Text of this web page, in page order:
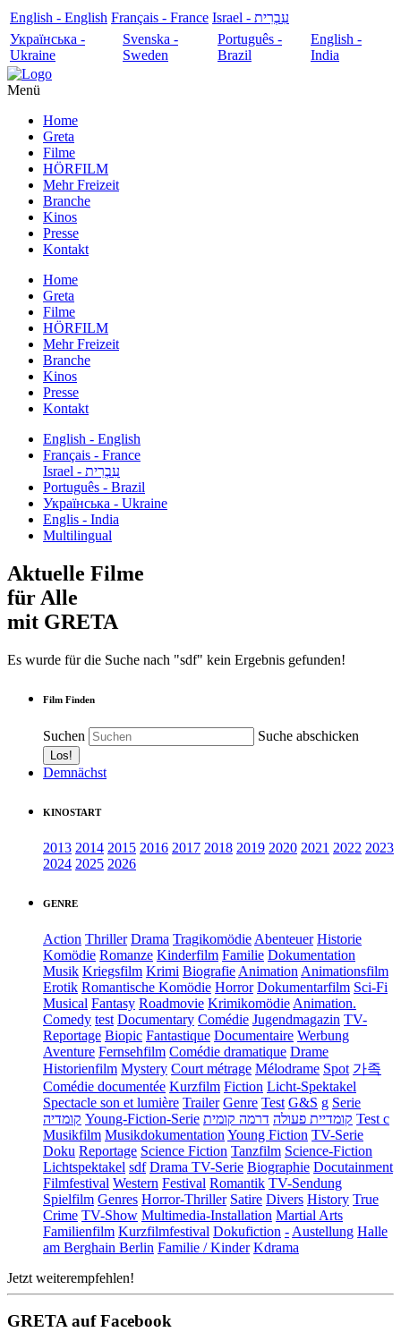
English - English Français - France
עִבְרִית - Israel
Українська -
Ukraine
Svenska -
Sweden
Português -
Brazil
English -
India
Menü
Home
Greta
Filme
HÖRFILM
Mehr Freizeit
Branche
Kinos
Presse
Kontakt
Home
Greta
Filme
HÖRFILM
Mehr Freizeit
Branche
Kinos
Presse
Kontakt
English - English
Français - France
עִבְרִית - Israel
Português - Brazil
Українська - Ukraine
Englis - India
Multilingual
Aktuelle Filme
für Alle
mit GRETA
Es wurde für die Suche nach "sdf" kein Ergebnis gefunden!
Film Finden
Suchen Suche abschicken
Demnächst
KINOSTART
2013 2014 2015 2016 2017 2018 2019 2020 2021 2022 2023
2024 2025 2026
GENRE
Action Thriller Drama Tragikomödie Abenteuer Historie
Komödie Romanze Kinderfilm Familie Dokumentation
Musik Kriegsfilm Krimi Biografie Animation Animationsfilm
Erotik Romantische Komödie Horror Dokumentarfilm Sci-Fi
Musical Fantasy Roadmovie Krimikomödie Animation.
Comedy test Documentary Comédie Jugendmagazin TV-
Reportage Biopic Fantastique Documentaire Werbung
Aventure Fernsehfilm Comédie dramatique Drame
Historienfilm Mystery Court métrage Mélodrame Spot 가족
Comédie documentée Kurzfilm Fiction Licht-Spektakel
Spectacle son et lumière Trailer Genre Test G&S g Serie
קומדיה Young-Fiction-Serie קומדיית פעולה דרמה קומית
Test c
Musikfilm Musikdokumentation Young Fiction TV-Serie
Doku Reportage Science Fiction Tanzfilm Science-Fiction
Lichtspektakel sdf Drama TV-Serie Biographie Docutainment
Filmfestival Western Festival Romantik TV-Sendung
Spielfilm Genres Horror-Thriller Satire Divers History True
Crime TV-Show Multimedia-Installation Martial Arts
Familienfilm Kurzfilmfestival Dokufiction - Austellung Halle
am Berghain Berlin Familie / Kinder Kdrama
Jetzt weiterempfehlen!
GRETA auf Facebook